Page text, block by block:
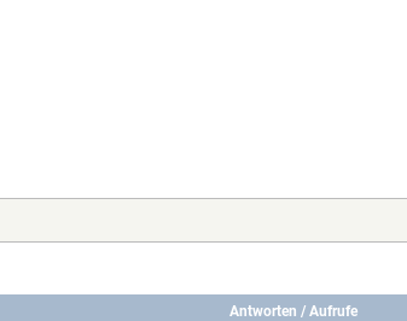
Antworten / Aufrufe